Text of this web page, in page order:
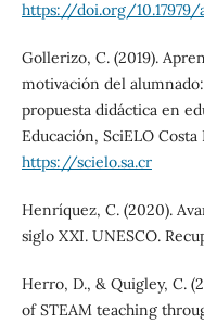
https://doi.org/10.17979/
Gollerizo, C. (2019).
motivación del
propuesta didáctica en
Educación, SciELO Costa
https://scielo.sa.cr
Henríquez, C. (2020).
siglo XXI. UNESCO.
Herro, D., & Quigley, C.
of STEAM teaching